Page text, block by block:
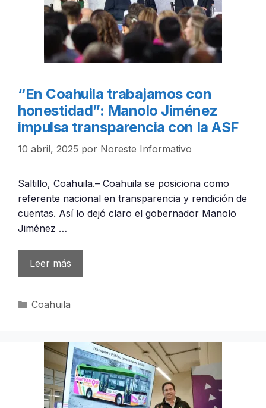
“En Coahuila trabajamos con
honestidad”: Manolo Jiménez
impulsa transparencia con la ASF
10 abril, 2025 por Noreste Informativo
Saltillo, Coahuila.– Coahuila se posiciona como
referente nacional en transparencia y rendición de
cuentas. Así lo dejó claro el gobernador Manolo
Jiménez …
Leer más
Categorías
Coahuila